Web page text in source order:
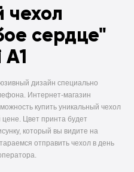
чехол
сердце"
дизайн специально
Интернет-магазин
купить уникальный чехол
Цвет принта будет
который вы видите на
отправить чехол в день